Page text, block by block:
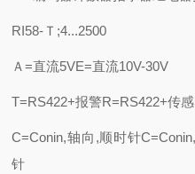
RI58-Ｔ;4...2500
Ａ=直流5VE=直流10V-30V
T=RS422+报警R=RS422+传
C=Conin,轴向,顺时针
针